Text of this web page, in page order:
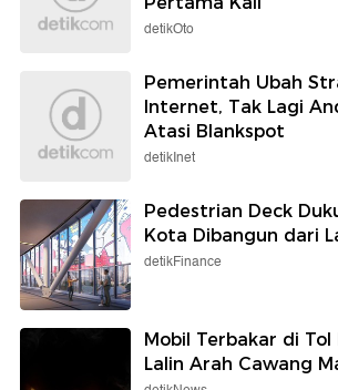
detikOto
Pemerintah Ubah
Internet, Tak Lagi
Atasi Blankspot
detikInet
Pedestrian Deck
Kota Dibangun dari
detikFinance
Mobil Terbakar di
Lalin Arah Cawang